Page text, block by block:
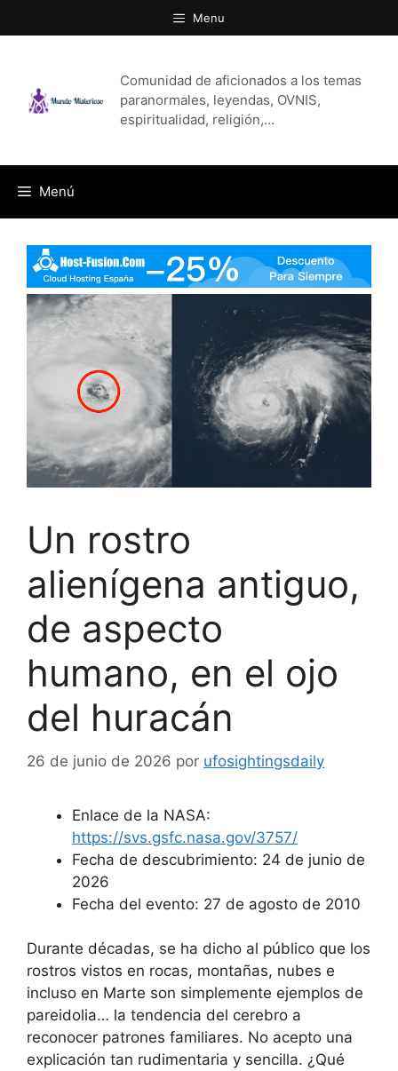
al
Menu
Comunidad de aficionados a los temas
paranormales, leyendas, OVNIS,
espiritualidad, religión,…
Menú
Un rostro
alienígena antiguo,
de aspecto
humano, en el ojo
del huracán
26 de junio de 2026 por ufosightingsdaily
Enlace de la NASA:
https://svs.gsfc.nasa.gov/3757/
Fecha de descubrimiento: 24 de junio de
2026
Fecha del evento: 27 de agosto de 2010
Durante décadas, se ha dicho al público que los
rostros vistos en rocas, montañas, nubes e
incluso en Marte son simplemente ejemplos de
pareidolia… la tendencia del cerebro a
reconocer patrones familiares. No acepto una
explicación tan rudimentaria y sencilla. ¿Qué